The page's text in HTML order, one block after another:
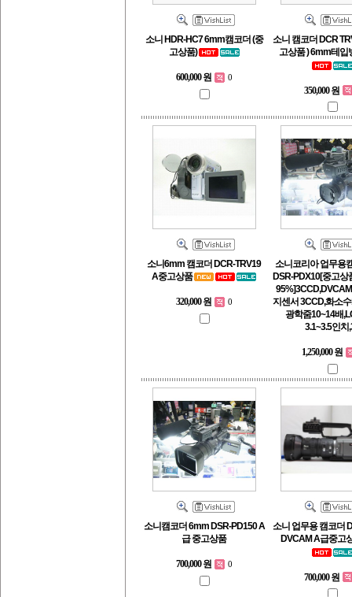
소니 HDR-HC7 6mm캠코더 (중
고상품)
600,000 원 0
소니 캠코더 DCR
고상품 ) 6mm테입
350,000 원
소니6mm 캠코더 DCR-TRV19
A중고상품
320,000 원 0
소니코리아 업무용
DSR-PDX10[중고상
지센서 3CCD,화소
광학줌10~14배
3.1~3.5인치
1,250,000 원
소니캠코더 6mm DSR-PD150 A
급 중고상품
700,000 원 0
소니 업무용 캠코더
DVCAM A급중고
700,000 원